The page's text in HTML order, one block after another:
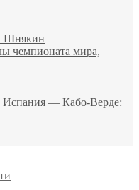
Шнякин
чемпионата мира,
— Кабо‑Верде: